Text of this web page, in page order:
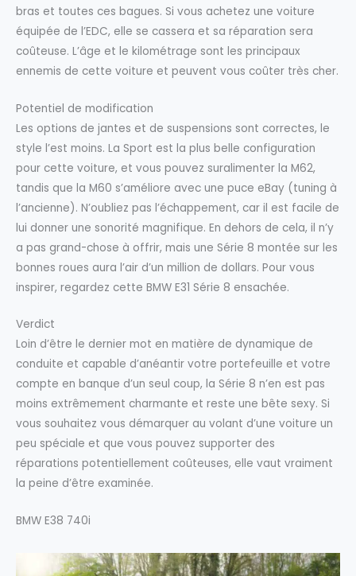
bras et toutes ces bagues. Si vous achetez une voiture
équipée de l’EDC, elle se cassera et sa réparation sera
coûteuse. L’âge et le kilométrage sont les principaux
ennemis de cette voiture et peuvent vous coûter très cher.
Potentiel de modification
Les options de jantes et de suspensions sont correctes, le
style l’est moins. La Sport est la plus belle configuration
pour cette voiture, et vous pouvez suralimenter la M62,
tandis que la M60 s’améliore avec une puce eBay (tuning à
l’ancienne). N’oubliez pas l’échappement, car il est facile de
lui donner une sonorité magnifique. En dehors de cela, il n’y
a pas grand-chose à offrir, mais une Série 8 montée sur les
bonnes roues aura l’air d’un million de dollars. Pour vous
inspirer, regardez cette BMW E31 Série 8 ensachée.
Verdict
Loin d’être le dernier mot en matière de dynamique de
conduite et capable d’anéantir votre portefeuille et votre
compte en banque d’un seul coup, la Série 8 n’en est pas
moins extrêmement charmante et reste une bête sexy. Si
vous souhaitez vous démarquer au volant d’une voiture un
peu spéciale et que vous pouvez supporter des
réparations potentiellement coûteuses, elle vaut vraiment
la peine d’être examinée.
BMW E38 740i